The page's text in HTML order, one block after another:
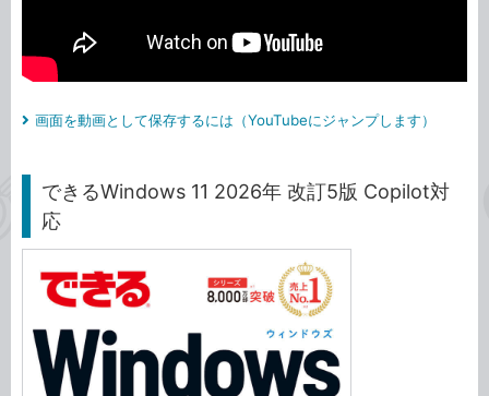
画面を動画として保存するには（YouTubeにジャンプします）
できるWindows 11 2026年 改訂5版 Copilot対
応